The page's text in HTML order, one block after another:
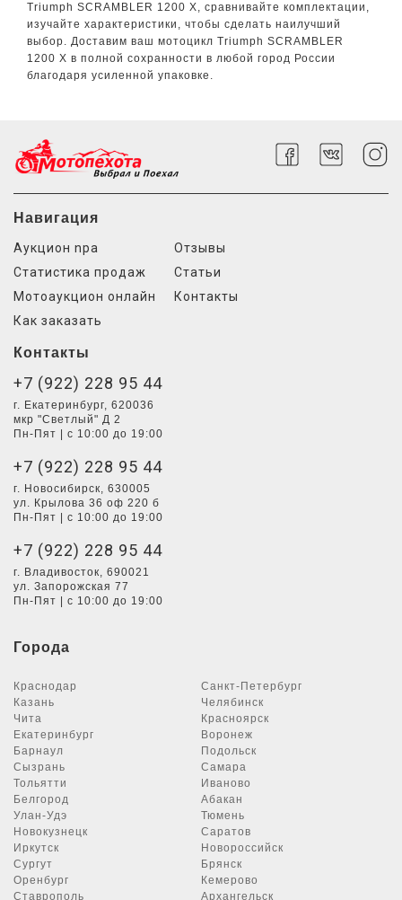
Triumph SCRAMBLER 1200 X, сравнивайте комплектации,
изучайте характеристики, чтобы сделать наилучший
выбор. Доставим ваш мотоцикл Triumph SCRAMBLER
1200 X в полной сохранности в любой город России
благодаря усиленной упаковке.
Навигация
Аукцион npa
Статистика продаж
Мотоаукцион онлайн
Как заказать
Отзывы
Статьи
Контакты
Контакты
+7 (922) 228 95 44
г. Екатеринбург, 620036
мкр "Светлый" Д 2
Пн-Пят | с 10:00 до 19:00
+7 (922) 228 95 44
г. Новосибирск, 630005
ул. Крылова 36 оф 220 б
Пн-Пят | с 10:00 до 19:00
+7 (922) 228 95 44
г. Владивосток, 690021
ул. Запорожская 77
Пн-Пят | с 10:00 до 19:00
Города
Краснодар
Санкт-Петербург
Казань
Челябинск
Чита
Красноярск
Екатеринбург
Воронеж
Барнаул
Подольск
Сызрань
Самара
Тольятти
Иваново
Белгород
Абакан
Улан-Удэ
Тюмень
Новокузнецк
Саратов
Иркутск
Новороссийск
Сургут
Брянск
Оренбург
Кемерово
Ставрополь
Архангельск